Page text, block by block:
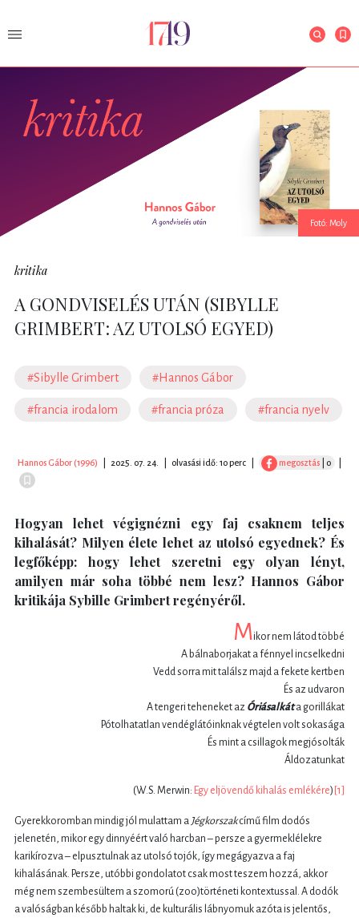
Fotó: Moly
kritika
A GONDVISELÉS UTÁN (SIBYLLE
GRIMBERT: AZ UTOLSÓ EGYED)
#Sibylle Grimbert #Hannos Gábor
#francia irodalom #francia próza #francia nyelv
Hannos Gábor (1996) 2025. 07. 24. olvasási idő: 10 perc megosztás | 0
Hogyan lehet végignézni egy faj csaknem teljes
kihalását? Milyen élete lehet az utolsó egyednek? És
legfőképp: hogy lehet szeretni egy olyan lényt,
amilyen már soha többé nem lesz? Hannos Gábor
kritikája Sybille Grimbert regényéről.
Mikor nem látod többé
A bálnaborjakat a fénnyel incselkedni
Vedd sorra mit találsz majd a fekete kertben
És az udvaron
A tengeri teheneket az Óriásalkáta gorillákat
Pótolhatatlan vendéglátóinknak végtelen volt sokasága
És mint a csillagok megjósolták
Áldozatunkat
(W.S. Merwin: Egy eljövendő kihalás emlékére) [1]
Gyerekkoromban mindig jól mulattam a Jégkorszakcímű film dodós
jelenetén, mikor egy dinnyéért való harcban – persze a gyermeklélekre
karikírozva – elpusztulnak az utolsó tojók, így megágyazva a faj
kihalásának. Persze, utóbbi gondolatot csak most teszem hozzá, akkor
még nem szembesültem a szomorú (zoo)történeti kontextussal. A dodók
a valóságban később haltak ki, de kulturális lábnyomuk azóta is jelentős,